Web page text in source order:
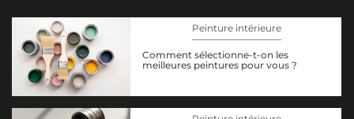
Peinture intérieure
Comment sélectionne-t-on les
meilleures peintures pour vous ?